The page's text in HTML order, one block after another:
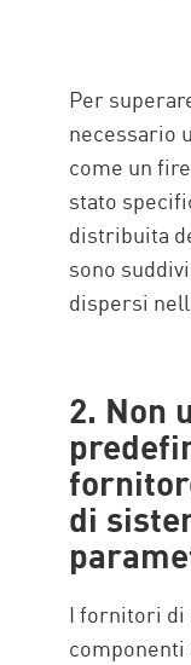
Per
necessario
come un
stato
distribuita
sono
dispersi
2. Non
di
I fornitori di